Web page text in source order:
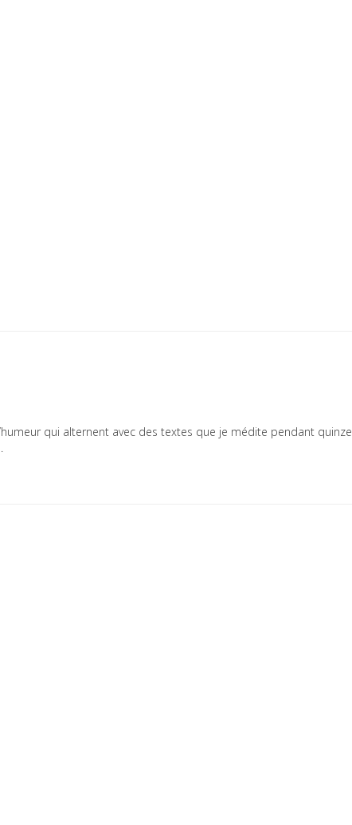
qui alternent avec des textes que je médite pendant quinze